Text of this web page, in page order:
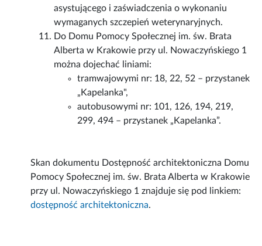
asystującego i zaświadczenia o wykonaniu
wymaganych szczepień weterynaryjnych.
Do Domu Pomocy Społecznej im. św. Brata
Alberta w Krakowie przy ul. Nowaczyńskiego 1
można dojechać liniami:
tramwajowymi nr: 18, 22, 52 – przystanek
„Kapelanka",
autobusowymi nr: 101, 126, 194, 219,
299, 494 – przystanek „Kapelanka”.
Skan dokumentu Dostępność architektoniczna Domu
Pomocy Społecznej im. św. Brata Alberta w Krakowie
przy ul. Nowaczyńskiego 1 znajduje się pod linkiem:
dostępność architektoniczna.